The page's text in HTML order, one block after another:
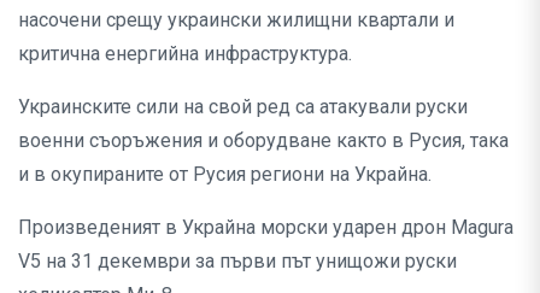
насочени срещу украински жилищни квартали и
критична енергийна инфраструктура.
Украинските сили на свой ред са атакували руски
военни съоръжения и оборудване както в Русия, така
и в окупираните от Русия региони на Украйна.
Произведеният в Украйна морски ударен дрон Magura
V5 на 31 декември за първи път унищожи руски